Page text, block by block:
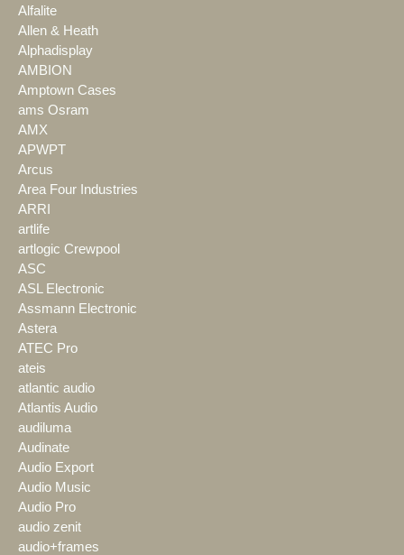
Alfalite
Allen & Heath
Alphadisplay
AMBION
Amptown Cases
ams Osram
AMX
APWPT
Arcus
Area Four Industries
ARRI
artlife
artlogic Crewpool
ASC
ASL Electronic
Assmann Electronic
Astera
ATEC Pro
ateis
atlantic audio
Atlantis Audio
audiluma
Audinate
Audio Export
Audio Music
Audio Pro
audio zenit
audio+frames